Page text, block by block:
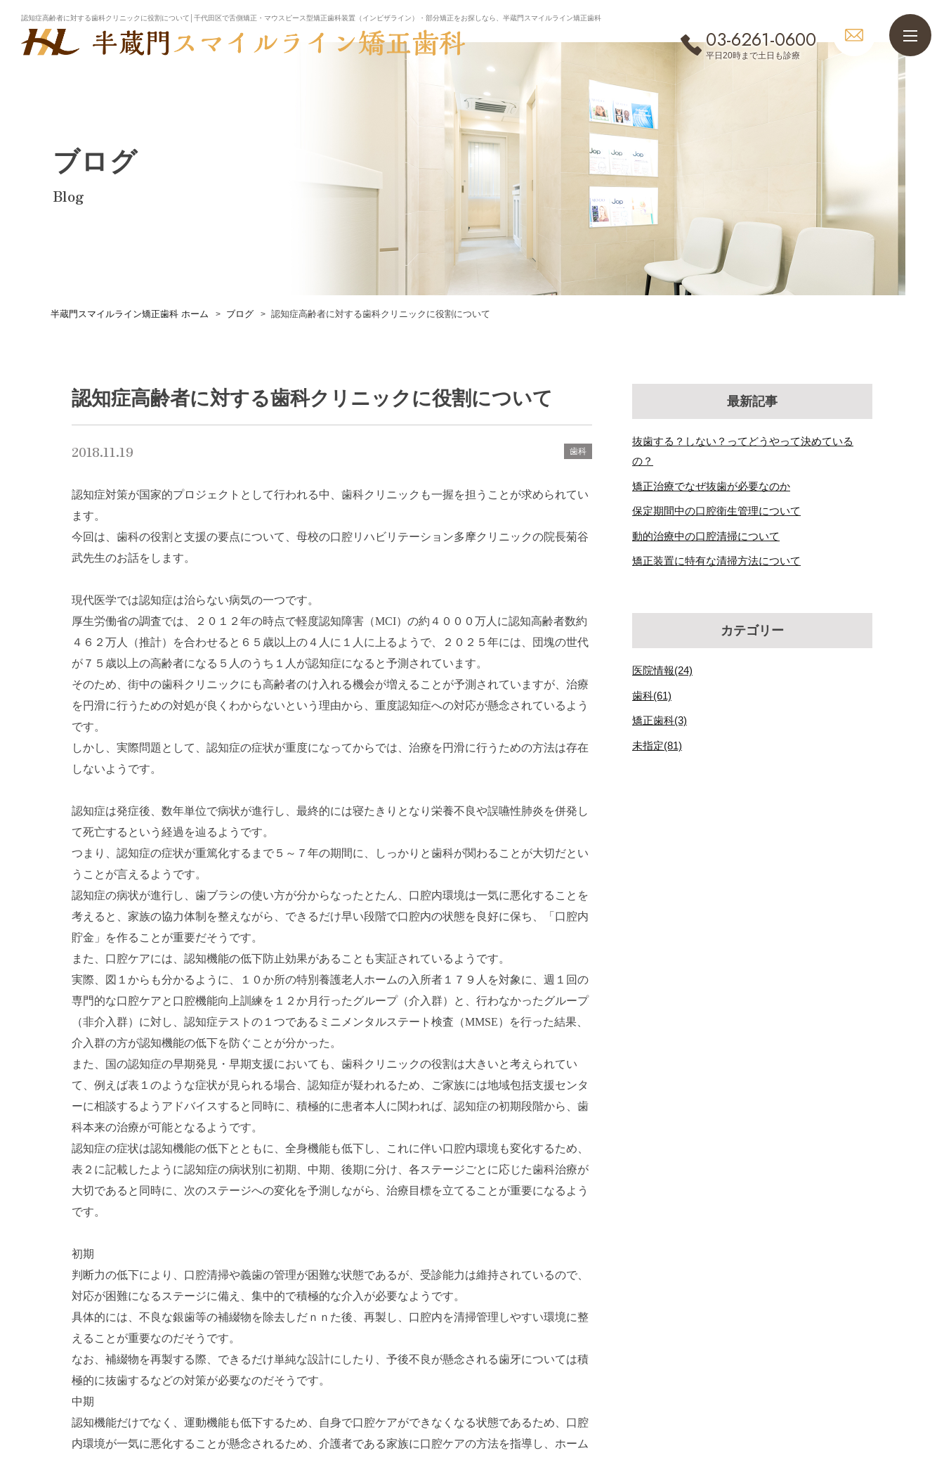
認知症高齢者に対する歯科クリニックに役割について│千代田区で舌側矯正・マウスピース型矯正歯科装置（インビザライン）・部分矯正をお探しなら、半蔵門スマイルライン矯正歯科
03-6261-0600
平日20時まで土日も診療
ブログ
Blog
半蔵門スマイルライン矯正歯科 ホーム ブログ 認知症高齢者に対する歯科クリニックに役割について
認知症高齢者に対する歯科クリニックに役割について
2018.11.19 歯科
認知症対策が国家的プロジェクトとして行われる中、歯科クリニックも一握を担うことが求められてい
ます。
今回は、歯科の役割と支援の要点について、母校の口腔リハビリテーション多摩クリニックの院長菊谷
武先生のお話をします。
現代医学では認知症は治らない病気の一つです。
厚生労働省の調査では、２０１２年の時点で軽度認知障害（MCI）の約４０００万人に認知高齢者数約
４６２万人（推計）を合わせると６５歳以上の４人に１人に上るようで、２０２５年には、団塊の世代
が７５歳以上の高齢者になる５人のうち１人が認知症になると予測されています。
そのため、街中の歯科クリニックにも高齢者のけ入れる機会が増えることが予測されていますが、治療
を円滑に行うための対処が良くわからないという理由から、重度認知症への対応が懸念されているよう
です。
しかし、実際問題として、認知症の症状が重度になってからでは、治療を円滑に行うための方法は存在
しないようです。
認知症は発症後、数年単位で病状が進行し、最終的には寝たきりとなり栄養不良や誤嚥性肺炎を併発し
て死亡するという経過を辿るようです。
つまり、認知症の症状が重篤化するまで５～７年の期間に、しっかりと歯科が関わることが大切だとい
うことが言えるようです。
認知症の病状が進行し、歯ブラシの使い方が分からなったとたん、口腔内環境は一気に悪化することを
考えると、家族の協力体制を整えながら、できるだけ早い段階で口腔内の状態を良好に保ち、「口腔内
貯金」を作ることが重要だそうです。
また、口腔ケアには、認知機能の低下防止効果があることも実証されているようです。
実際、図１からも分かるように、１０か所の特別養護老人ホームの入所者１７９人を対象に、週１回の
専門的な口腔ケアと口腔機能向上訓練を１２か月行ったグループ（介入群）と、行わなかったグループ
（非介入群）に対し、認知症テストの１つであるミニメンタルステート検査（MMSE）を行った結果、
介入群の方が認知機能の低下を防ぐことが分かった。
また、国の認知症の早期発見・早期支援においても、歯科クリニックの役割は大きいと考えられてい
て、例えば表１のような症状が見られる場合、認知症が疑われるため、ご家族には地域包括支援センタ
ーに相談するようアドバイスすると同時に、積極的に患者本人に関われば、認知症の初期段階から、歯
科本来の治療が可能となるようです。
認知症の症状は認知機能の低下とともに、全身機能も低下し、これに伴い口腔内環境も変化するため、
表２に記載したように認知症の病状別に初期、中期、後期に分け、各ステージごとに応じた歯科治療が
大切であると同時に、次のステージへの変化を予測しながら、治療目標を立てることが重要になるよう
です。
初期
判断力の低下により、口腔清掃や義歯の管理が困難な状態であるが、受診能力は維持されているので、
対応が困難になるステージに備え、集中的で積極的な介入が必要なようです。
具体的には、不良な銀歯等の補綴物を除去しだｎｎた後、再製し、口腔内を清掃管理しやすい環境に整
えることが重要なのだそうです。
なお、補綴物を再製する際、できるだけ単純な設計にしたり、予後不良が懸念される歯牙については積
極的に抜歯するなどの対策が必要なのだそうです。
中期
認知機能だけでなく、運動機能も低下するため、自身で口腔ケアができなくなる状態であるため、口腔
内環境が一気に悪化することが懸念されるため、介護者である家族に口腔ケアの方法を指導し、ホーム
最新記事
抜歯する？しない？ってどうやって決めている
の？
矯正治療でなぜ抜歯が必要なのか
保定期間中の口腔衛生管理について
動的治療中の口腔清掃について
矯正装置に特有な清掃方法について
カテゴリー
医院情報(24)
歯科(61)
矯正歯科(3)
未指定(81)